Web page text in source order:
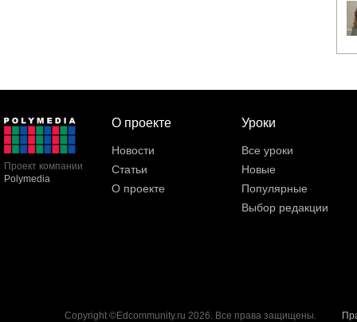
Проект компании
Polymedia
О проекте
Новости
Статьи
О проекте
Уроки
Все уроки
Новые
Популярные
Выбор редакции
Copyright ©Edcommunity.ru 2026. Все права защищены.